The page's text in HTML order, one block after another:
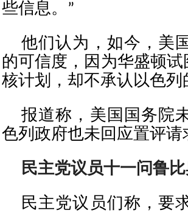
些信息。”
他们认为，如今，美
的可信度，因为华盛顿
核计划，却不承认以色
报道称，美国国务院
色列政府也未回应置评请
民主党议员十一问鲁
民主党议员们称，要